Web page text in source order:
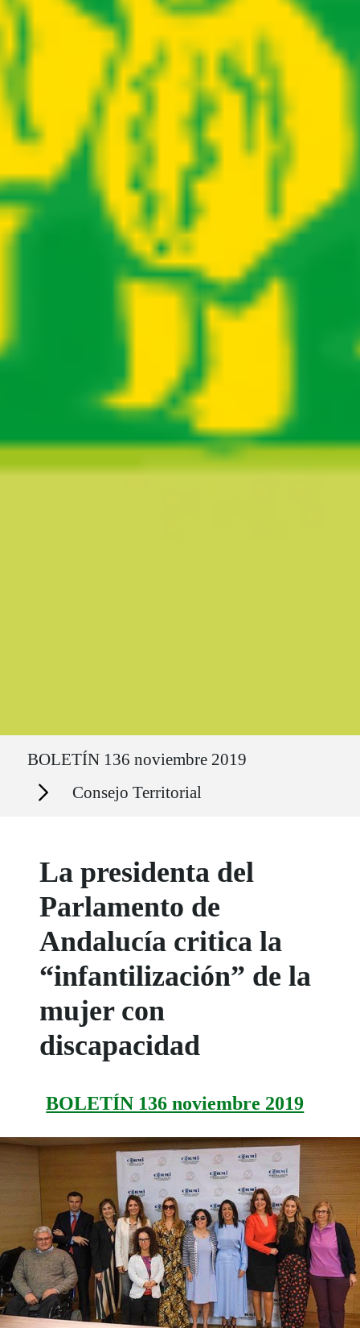
BOLETÍN 136 noviembre 2019
Secciones Consejo Territorial
La presidenta del
Parlamento de
Andalucía critica la
“infantilización” de la
mujer con
discapacidad
BOLETÍN 136 noviembre 2019